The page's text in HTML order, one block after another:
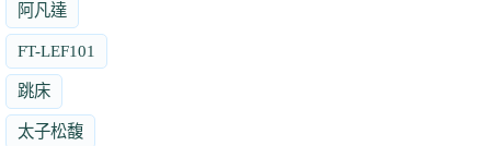
阿凡達
FT-LEF101
跳床
太子松馥